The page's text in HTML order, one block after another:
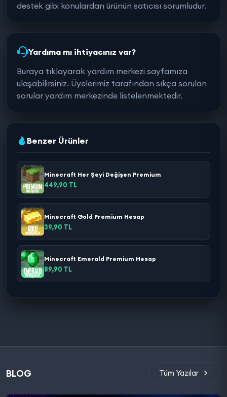
destek gibi konulardan ürünün satıcısı sorumludur.
Yardıma mı ihtiyacınız var?
Buraya tıklayarak yardım merkezi sayfamıza
ulaşabilirsiniz. Üyelerimiz tarafından sıkça sorulan
sorular yardım merkezinde listelenmektedir.
Benzer Ürünler
Minecraft Her Şeyi Değişen Premium
449,90 TL
Minecraft Gold Premium Hesap
39,90 TL
Minecraft Emerald Premium Hesap
89,90 TL
BLOG Tüm Yazılar